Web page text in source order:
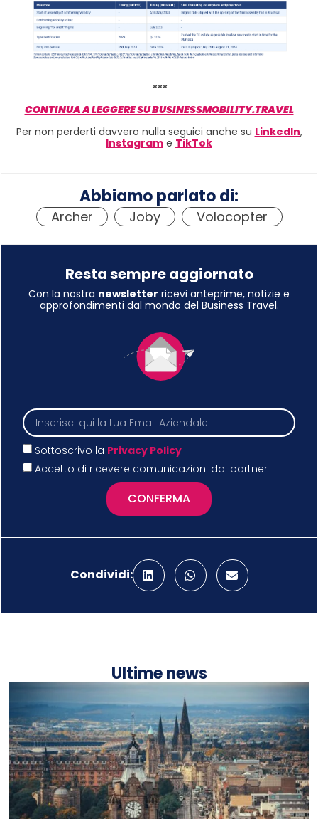
***
CONTINUA A LEGGERE SU BUSINESSMOBILITY.TRAVEL
Per non perderti davvero nulla seguici anche su LinkedIn,
Instagram e TikTok
Abbiamo parlato di:
Archer , Joby , Volocopter
Resta sempre aggiornato
Con la nostra newsletter ricevi anteprime, notizie e
approfondimenti dal mondo del Business Travel.
Sottoscrivo la Privacy Policy
Accetto di ricevere comunicazioni dai partner
CONFERMA
Condividi:
Ultime news